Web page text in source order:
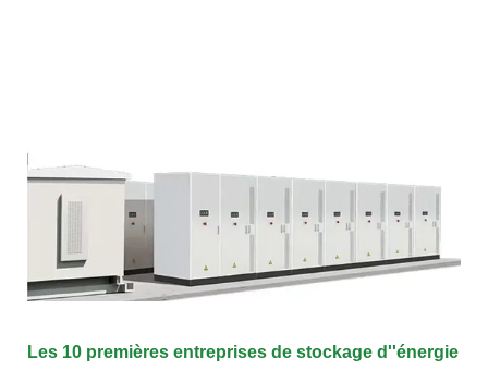
Les 10 premières entreprises de stockage d''énergie